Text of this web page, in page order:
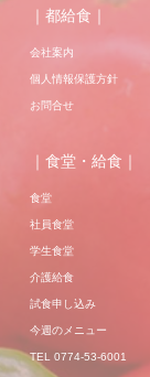
｜都給食｜
会社案内
個人情報保護方針
お問合せ
｜食堂・給食｜
食堂
社員食堂
学生食堂
介護給食
試食申し込み
今週のメニュー
TEL 0774-53-6001